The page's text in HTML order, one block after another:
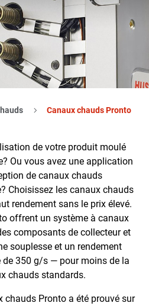
Canaux chauds Pronto
de votre produit moulé
Ou vous avez une application
de canaux chauds
Choisissez les canaux chauds
rendement sans le prix élevé.
offrent un système à canaux
composants de collecteur et
souplesse et un rendement
350 g/s — pour moins de la
chauds standards.
chauds Pronto a été prouvé sur